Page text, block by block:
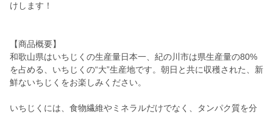
けします！
【商品概要】
和歌山県はいちじくの生産量日本一、紀の川市は県生産量の80%
を占める、いちじくの“大”生産地です。朝日と共に収穫された、新
鮮ないちじくをお楽しみください。
いちじくには、食物繊維やミネラルだけでなく、タンパク質を分